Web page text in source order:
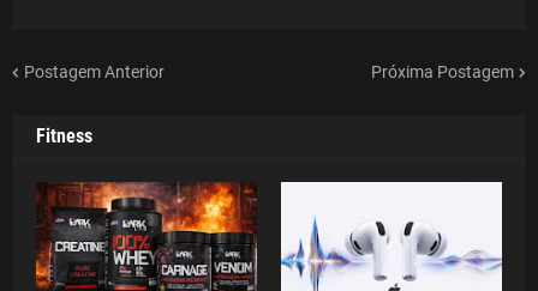
Postagem Anterior Próxima Postagem
Fitness